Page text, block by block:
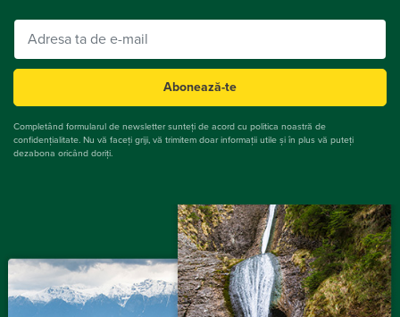
Abonează-te
Completând formularul de newsletter sunteți de acord cu politica noastră de
confidențialitate. Nu vă faceți griji, vă trimitem doar informații utile și în plus vă puteți
dezabona oricând doriți.